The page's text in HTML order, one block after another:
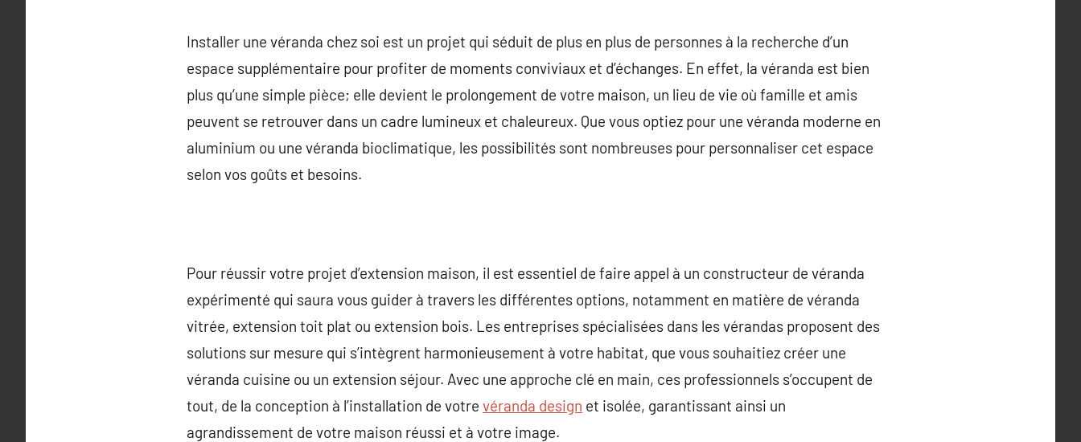
Installer une véranda chez soi est un projet qui séduit de plus en plus de personnes à la recherche d’un
espace supplémentaire pour profiter de moments conviviaux et d’échanges. En effet, la véranda est bien
plus qu’une simple pièce; elle devient le prolongement de votre maison, un lieu de vie où famille et amis
peuvent se retrouver dans un cadre lumineux et chaleureux. Que vous optiez pour une véranda moderne en
aluminium ou une véranda bioclimatique, les possibilités sont nombreuses pour personnaliser cet espace
selon vos goûts et besoins.
Pour réussir votre projet d’extension maison, il est essentiel de faire appel à un constructeur de véranda
expérimenté qui saura vous guider à travers les différentes options, notamment en matière de véranda
vitrée, extension toit plat ou extension bois. Les entreprises spécialisées dans les vérandas proposent des
solutions sur mesure qui s’intègrent harmonieusement à votre habitat, que vous souhaitiez créer une
véranda cuisine ou un extension séjour. Avec une approche clé en main, ces professionnels s’occupent de
tout, de la conception à l’installation de votre véranda design et isolée, garantissant ainsi un
agrandissement de votre maison réussi et à votre image.